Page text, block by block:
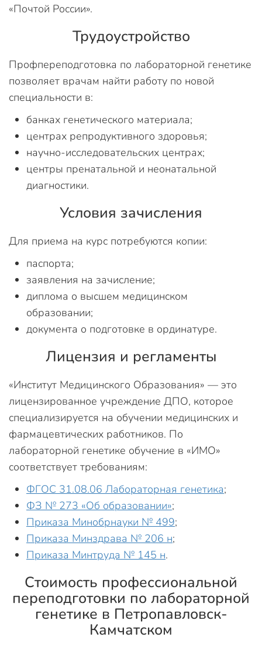
«Почтой России».
Трудоустройство
Профпереподготовка по лабораторной генетике
позволяет врачам найти работу по новой
специальности в:
банках генетического материала;
центрах репродуктивного здоровья;
научно-исследовательских центрах;
центры пренатальной и неонатальной
диагностики.
Условия зачисления
Для приема на курс потребуются копии:
паспорта;
заявления на зачисление;
диплома о высшем медицинском
образовании;
документа о подготовке в ординатуре.
Лицензия и регламенты
«Институт Медицинского Образования» — это
лицензированное учреждение ДПО, которое
специализируется на обучении медицинских и
фармацевтических работников. По
лабораторной генетике обучение в «ИМО»
соответствует требованиям:
ФГОС 31.08.06 Лабораторная генетика;
ФЗ № 273 «Об образовании»;
Приказа Минобрнауки № 499;
Приказа Минздрава № 206 н;
Приказа Минтруда № 145 н.
Стоимость профессиональной
переподготовки по лабораторной
генетике в Петропавловск-
Камчатском